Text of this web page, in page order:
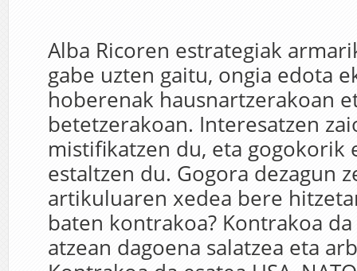
Alba Ricoren estrategiak
gabe uzten gaitu, ongia edota
hoberenak hausnartzerakoan
betetzerakoan. Interesatzen
mistifikatzen du, eta gogokorik
estaltzen du. Gogora dezagun
artikuluaren xedea bere
baten kontrakoa? Kontrakoa
atzean dagoena salatzea eta